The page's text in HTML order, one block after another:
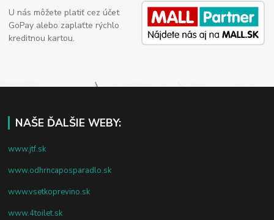
U nás môžete platiť cez účet
GoPay alebo zaplaťte rýchlo
kreditnou kartou.
NAŠE ĎALŠIE WEBY:
www.jtf.sk
www.odhrncaposparadlo.sk
www.vsetkoprevino.sk
www.4toilet.sk